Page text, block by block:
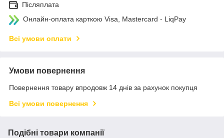
Післяплата
Онлайн-оплата карткою Visa, Mastercard - LiqPay
Всі умови оплати
Умови повернення
Повернення товару впродовж 14 днів за рахунок покупця
Всі умови повернення
Подібні товари компанії